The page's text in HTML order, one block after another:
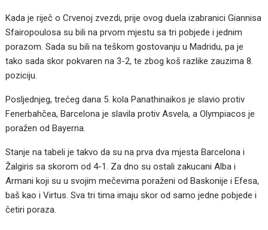
Kada je riječ o Crvenoj zvezdi, prije ovog duela izabranici Giannisa
Sfairopoulosa su bili na prvom mjestu sa tri pobjede i jednim
porazom. Sada su bili na teškom gostovanju u Madridu, pa je
tako sada skor pokvaren na 3-2, te zbog koš razlike zauzima 8.
poziciju.
Posljednjeg, trećeg dana 5. kola Panathinaikos je slavio protiv
Fenerbahčea, Barcelona je slavila protiv Asvela, a Olympiacos je
poražen od Bayerna.
Stanje na tabeli je takvo da su na prva dva mjesta Barcelona i
Žalgiris sa skorom od 4-1. Za dno su ostali zakucani Alba i
Armani koji su u svojim mečevima poraženi od Baskonije i Efesa,
baš kao i Virtus. Sva tri tima imaju skor od samo jedne pobjede i
četiri poraza.